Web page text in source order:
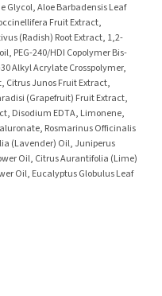
Glycol, Aloe Barbadensis Leaf
Fruit Extract,
(Radish) Root Extract, 1,2-
PEG-240/HDI Copolymer Bis-
Alkyl Acrylate Crosspolymer,
Citrus Junos Fruit Extract,
(Grapefruit) Fruit Extract,
Disodium EDTA, Limonene,
Rosmarinus Officinalis
(Lavender) Oil, Juniperus
Oil, Citrus Aurantifolia (Lime)
Oil, Eucalyptus Globulus Leaf